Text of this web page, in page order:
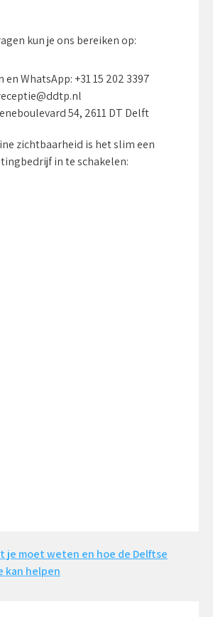
kun je ons bereiken op:
en WhatsApp: +31 15 202 3397
54, 2611 DT Delft
zichtbaarheid is het slim een
in te schakelen:
je moet weten en hoe de Delftse
kan helpen